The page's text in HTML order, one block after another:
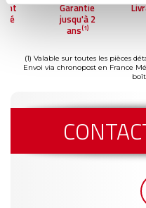
2
Livraison dès
24h(2)
(1) Valable sur toutes les pièces
Envoi via chronopost en France